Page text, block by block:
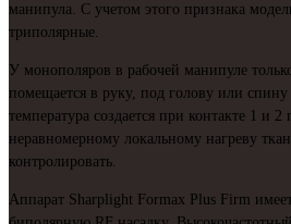
манипула. С учетом этого признака
триполярные.
У монополяров в рабочей манипуле
помещается в руку, под голову или
температура создается при контакте 1 и
неравномерному локальному нагреву
контролировать.
Аппарат Sharplight Formax Plus Firm